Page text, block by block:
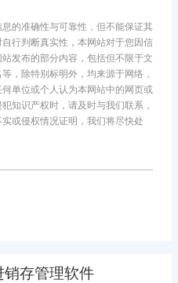
的准确性与可靠性，但不能保证其
行判断真实性，本网站对于您因信
发布的部分内容，包括但不限于文
，除特别标明外，均来源于网络，
单位或个人认为本网站中的网页或
知识产权时，请及时与我们联系，
或侵权情况证明，我们将尽快处
销存管理软件